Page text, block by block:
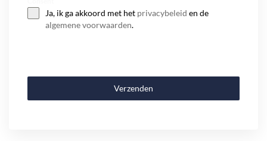
Ja, ik ga akkoord met het privacybeleid en de
algemene voorwaarden.
Verzenden